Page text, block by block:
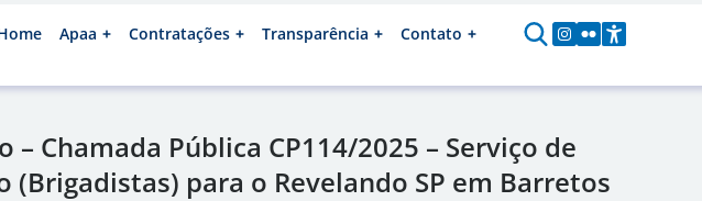
Apaa Contratações Transparência Contato
– Chamada Pública CP114/2025 – Serviço de
(Brigadistas) para o Revelando SP em Barretos